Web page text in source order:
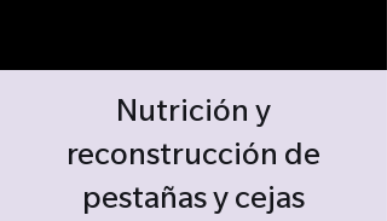
Nutrición y
reconstrucción de
pestañas y cejas